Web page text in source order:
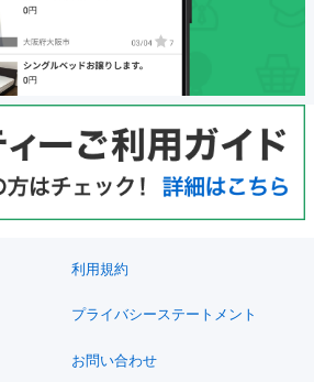
利用規約
プライバシーステートメント
お問い合わせ